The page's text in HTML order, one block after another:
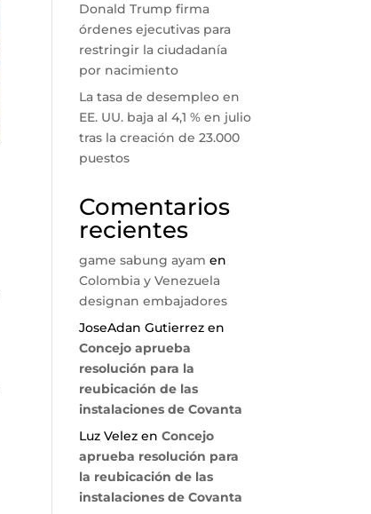
Donald Trump firma
órdenes ejecutivas para
restringir la ciudadanía
por nacimiento
La tasa de desempleo en
EE. UU. baja al 4,1 % en julio
tras la creación de 23.000
puestos
Comentarios
recientes
game sabung ayam en
Colombia y Venezuela
designan embajadores
JoseAdan Gutierrez en
Concejo aprueba
resolución para la
reubicación de las
instalaciones de Covanta
Luz Velez enConcejo
aprueba resolución para
la reubicación de las
instalaciones de Covanta